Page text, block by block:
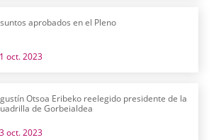
aprobados en el Pleno
oct. 2023
Otsoa Eribeko reelegido presidente de la
de Gorbeialdea
oct. 2023